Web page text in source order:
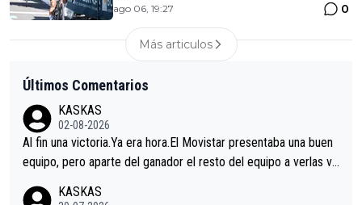
ago 06, 19:27 0
Más articulos
Últimos Comentarios
KASKAS
02-08-2026
Al fin una victoria.Ya era hora.El Movistar presentaba una buen
equipo, pero aparte del ganador el resto del equipo a verlas ve
s.La única buena noticia es la mejoría de Enric Más en San Seb
KASKAS